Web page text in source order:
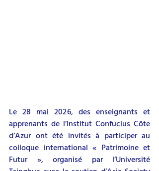
Le 28 mai 2026, des enseignants et
apprenants de l’Institut Confucius Côte
d’Azur ont été invités à participer au
colloque international « Patrimoine et
Futur », organisé par l’Université